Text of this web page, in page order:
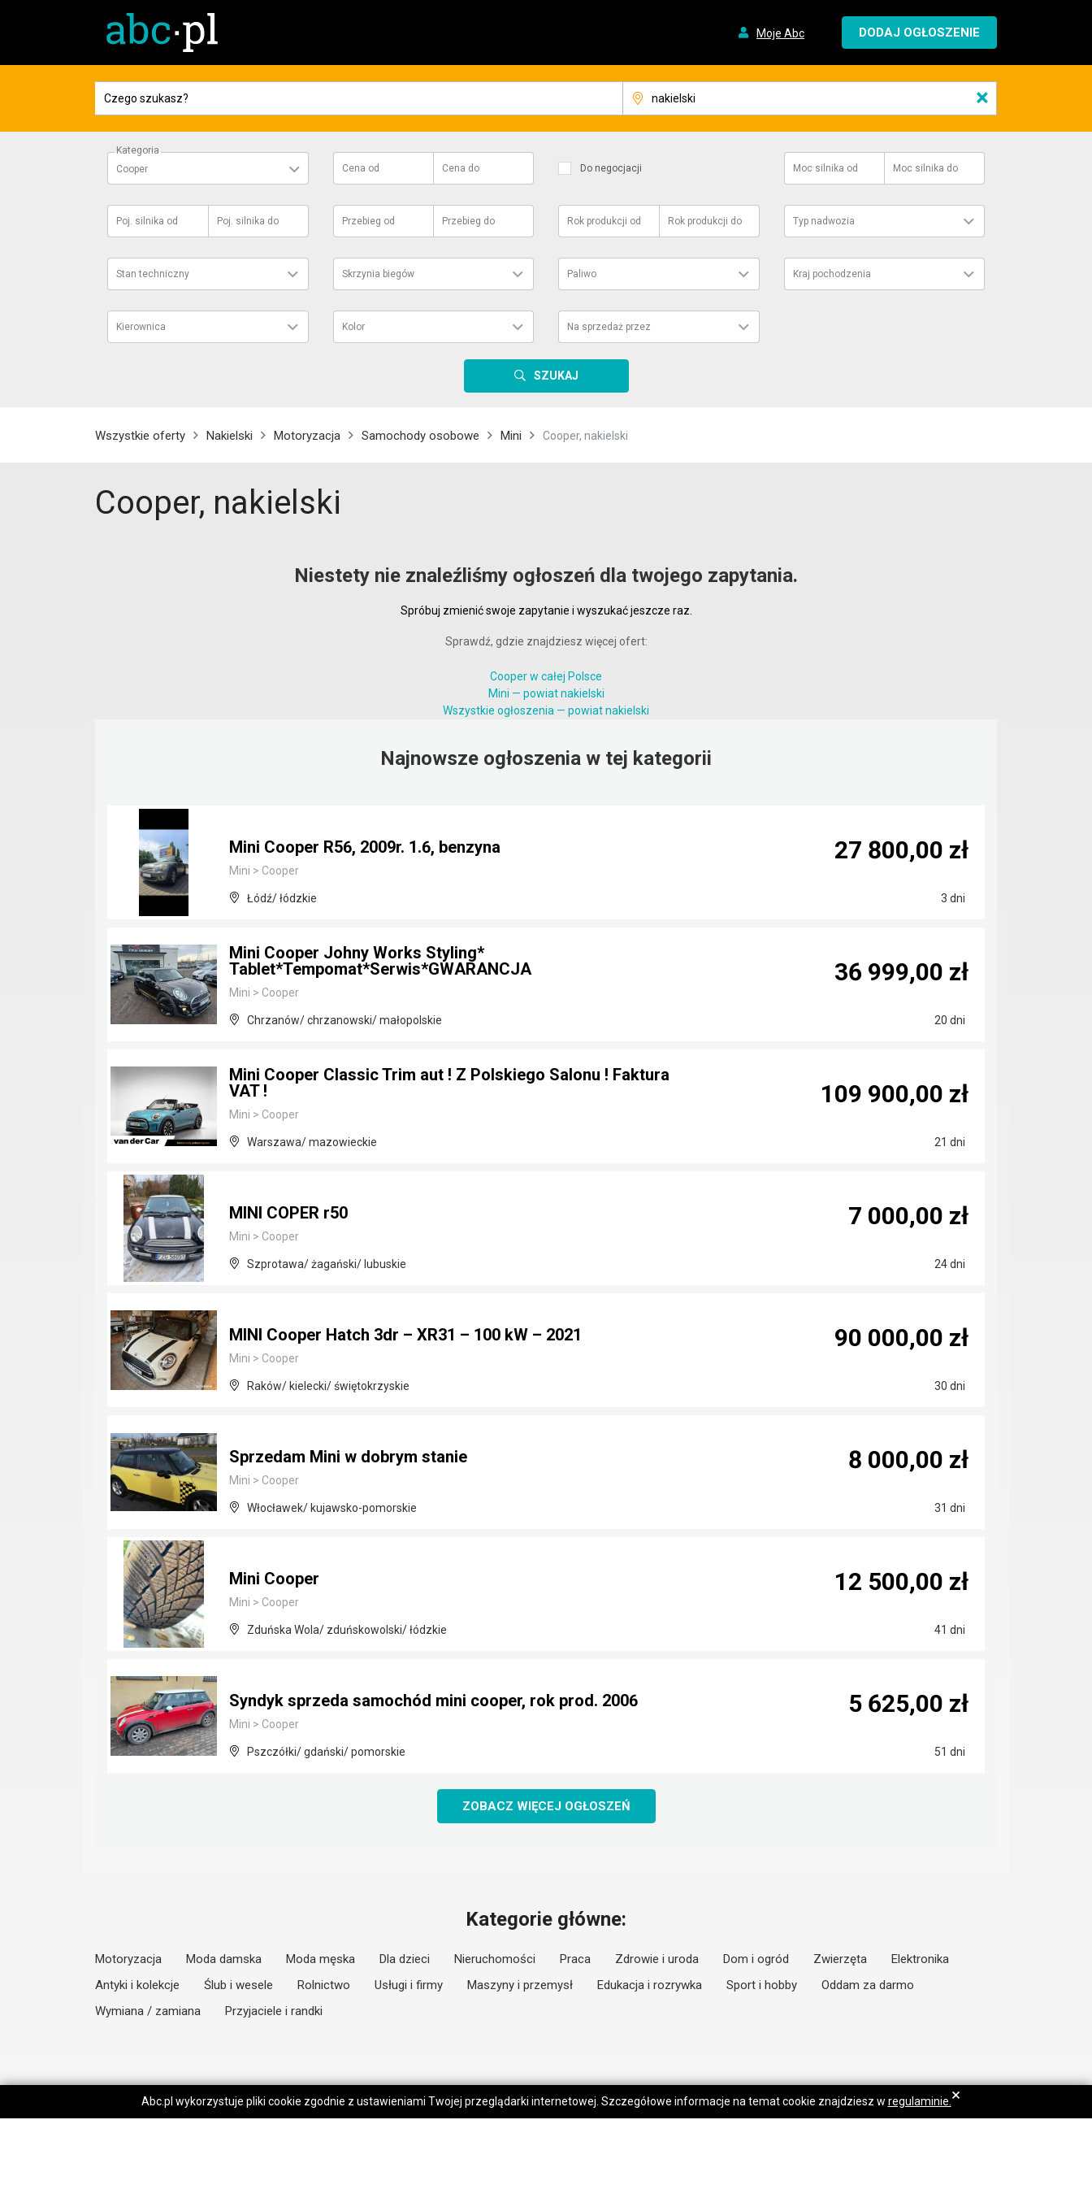
Moje Abc DODAJ OGŁOSZENIE
×
Kategoria
Cooper
Cena od Cena do Do negocjacji Moc silnika od Moc silnika do
Poj. silnika od Poj. silnika do Przebieg od Przebieg do Rok produkcji od Rok produkcji do Typ nadwozia
Stan techniczny Skrzynia biegów Paliwo Kraj pochodzenia
Kierownica Kolor Na sprzedaż przez
SZUKAJ
Wszystkie oferty Nakielski Motoryzacja Samochody osobowe Mini Cooper, nakielski
Cooper, nakielski
Niestety nie znaleźliśmy ogłoszeń dla twojego zapytania.
Spróbuj zmienić swoje zapytanie i wyszukać jeszcze raz.
Sprawdź, gdzie znajdziesz więcej ofert:
Cooper w całej Polsce
Mini — powiat nakielski
Wszystkie ogłoszenia — powiat nakielski
Najnowsze ogłoszenia w tej kategorii
Mini Cooper R56, 2009r. 1.6, benzyna
Mini > Cooper
Łódź/ łódzkie 3 dni
27 800,00 zł
Mini Cooper Johny Works Styling*
Tablet*Tempomat*Serwis*GWARANCJA
Mini > Cooper
Chrzanów/ chrzanowski/ małopolskie 20 dni
36 999,00 zł
Mini Cooper Classic Trim aut ! Z Polskiego Salonu ! Faktura
VAT !
Mini > Cooper
Warszawa/ mazowieckie 21 dni
109 900,00 zł
MINI COPER r50
Mini > Cooper
Szprotawa/ żagański/ lubuskie 24 dni
7 000,00 zł
MINI Cooper Hatch 3dr – XR31 – 100 kW – 2021
Mini > Cooper
Raków/ kielecki/ świętokrzyskie 30 dni
90 000,00 zł
Sprzedam Mini w dobrym stanie
Mini > Cooper
Włocławek/ kujawsko-pomorskie 31 dni
8 000,00 zł
Mini Cooper
Mini > Cooper
Zduńska Wola/ zduńskowolski/ łódzkie 41 dni
12 500,00 zł
Syndyk sprzeda samochód mini cooper, rok prod. 2006
Mini > Cooper
Pszczółki/ gdański/ pomorskie 51 dni
5 625,00 zł
ZOBACZ WIĘCEJ OGŁOSZEŃ
Kategorie główne:
Motoryzacja Moda damska Moda męska Dla dzieci Nieruchomości Praca Zdrowie i uroda Dom i ogród Zwierzęta
Elektronika
Antyki i kolekcje
Ślub i wesele Rolnictwo Usługi i firmy Maszyny i przemysł Edukacja i rozrywka Sport i hobby
Oddam za darmo
Wymiana / zamiana
Przyjaciele i randki
Abc.pl wykorzystuje pliki cookie zgodnie z ustawieniami Twojej przeglądarki internetowej. Szczegółowe informacje na temat cookie znajdziesz w regulaminie. ×